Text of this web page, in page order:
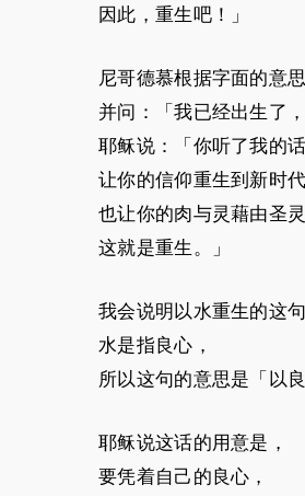
因此，重生吧！」
尼哥德慕根据字面的意
并问：「我已经出生了
耶稣说：「你听了我的
让你的信仰重生到新时代
也让你的肉与灵藉由圣
这就是重生。」
我会说明以水重生的这句
水是指良心，
所以这句的意思是「以
耶稣说这话的用意是，
要凭着自己的良心，